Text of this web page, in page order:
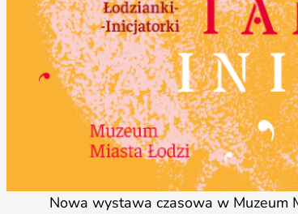
Nowa wystawa czasowa w Muzeum